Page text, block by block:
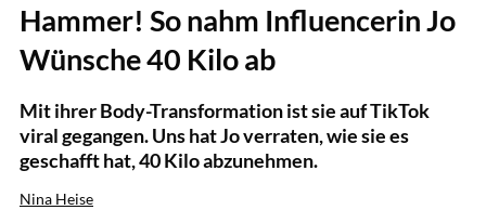
Hammer! So nahm Influencerin Jo
Wünsche 40 Kilo ab
Mit ihrer Body-Transformation ist sie auf TikTok
viral gegangen. Uns hat Jo verraten, wie sie es
geschafft hat, 40 Kilo abzunehmen.
Nina Heise